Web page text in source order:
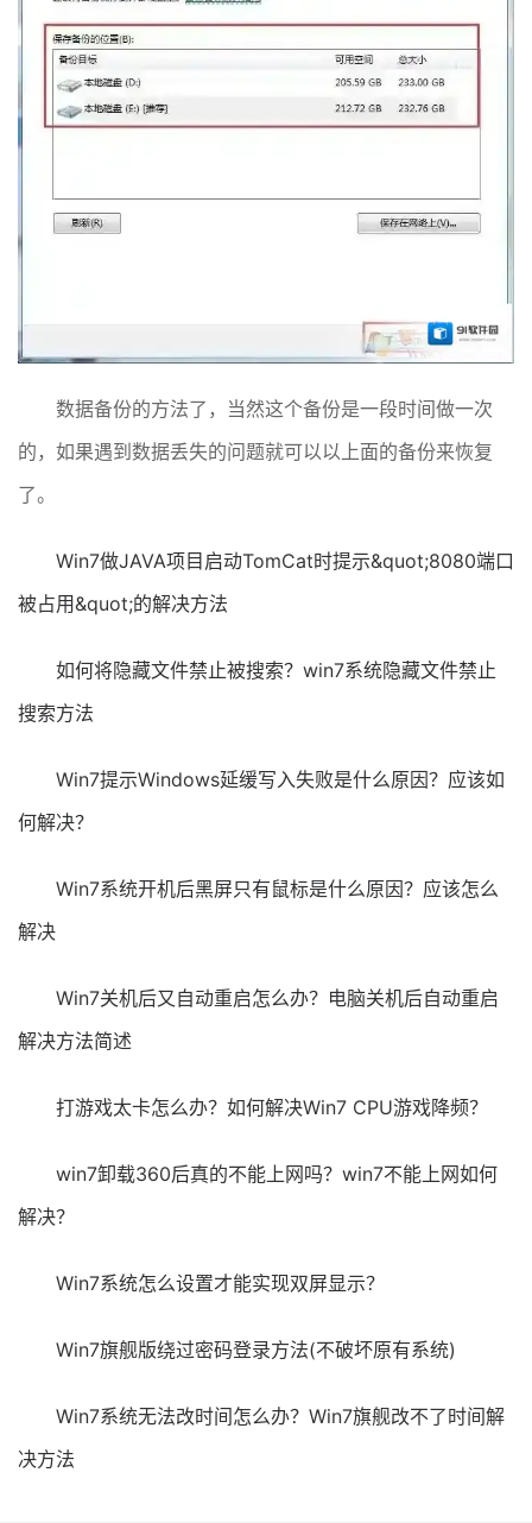
数据备份的方法了，当然这个备份是一段时间做一次
的，如果遇到数据丢失的问题就可以以上面的备份来恢复
了。
Win7做JAVA项目启动TomCat时提示&quot;8080端口
被占用&quot;的解决方法
如何将隐藏文件禁止被搜索？win7系统隐藏文件禁止
搜索方法
Win7提示Windows延缓写入失败是什么原因？应该如
何解决？
Win7系统开机后黑屏只有鼠标是什么原因？应该怎么
解决
Win7关机后又自动重启怎么办？电脑关机后自动重启
解决方法简述
打游戏太卡怎么办？如何解决Win7 CPU游戏降频？
win7卸载360后真的不能上网吗？win7不能上网如何
解决？
Win7系统怎么设置才能实现双屏显示？
Win7旗舰版绕过密码登录方法(不破坏原有系统)
Win7系统无法改时间怎么办？Win7旗舰改不了时间解
决方法